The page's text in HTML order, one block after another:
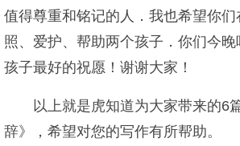
值得尊重和铭记的人．我也希望你
照、爱护、帮助两个孩子．你们今
孩子最好的祝愿！谢谢大家！
以上就是虎知道为大家带来的6
辞》，希望对您的写作有所帮助。